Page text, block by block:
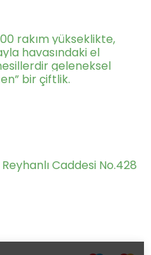
rakım yükseklikte,
havasındaki el
geleneksel
bir çiftlik.
Caddesi No.428